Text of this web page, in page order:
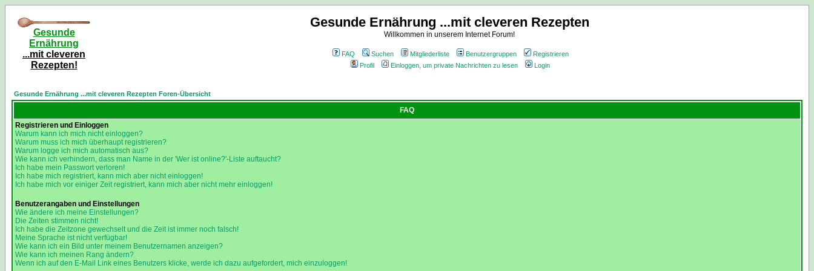
Gesunde
Ernährung
...mit cleveren
Rezepten!
Gesunde Ernährung ...mit cleveren Rezepten
Willkommen in unserem Internet Forum!
FAQ Suchen Mitgliederliste Benutzergruppen
Registrieren
Profil
Einloggen, um private Nachrichten zu lesen Login
Gesunde Ernährung ...mit cleveren Rezepten Foren-Übersicht
FAQ
Registrieren und Einloggen
Warum kann ich mich nicht einloggen?
Warum muss ich mich überhaupt registrieren?
Warum logge ich mich automatisch aus?
Wie kann ich verhindern, dass man Name in der 'Wer ist online?'-Liste auftaucht?
Ich habe mein Passwort verloren!
Ich habe mich registriert, kann mich aber nicht einloggen!
Ich habe mich vor einiger Zeit registriert, kann mich aber nicht mehr einloggen!
Benutzerangaben und Einstellungen
Wie ändere ich meine Einstellungen?
Die Zeiten stimmen nicht!
Ich habe die Zeitzone gewechselt und die Zeit ist immer noch falsch!
Meine Sprache ist nicht verfügbar!
Wie kann ich ein Bild unter meinem Benutzernamen anzeigen?
Wie kann ich meinen Rang ändern?
Wenn ich auf den E-Mail Link eines Benutzers klicke, werde ich dazu aufgefordert, mich einzuloggen!